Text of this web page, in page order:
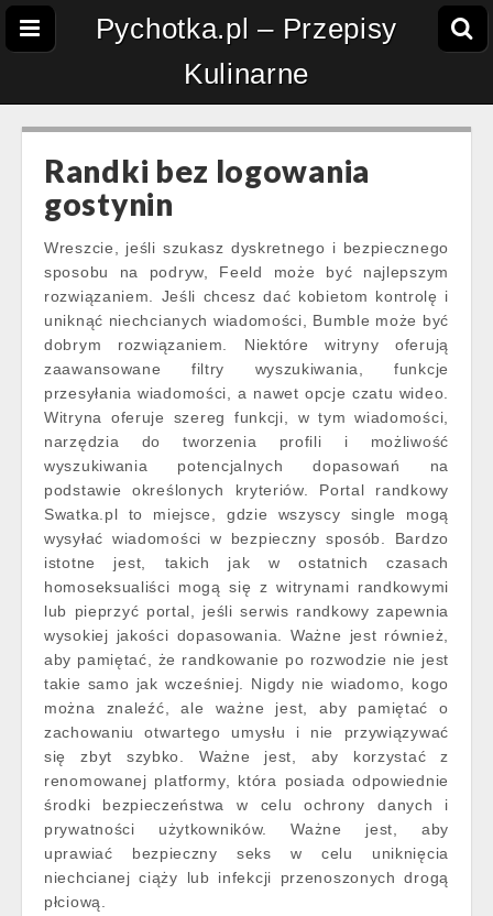
Pychotka.pl – Przepisy
Kulinarne
Randki bez logowania
gostynin
Wreszcie, jeśli szukasz dyskretnego i bezpiecznego
sposobu na podryw, Feeld może być najlepszym
rozwiązaniem. Jeśli chcesz dać kobietom kontrolę i
uniknąć niechcianych wiadomości, Bumble może być
dobrym rozwiązaniem. Niektóre witryny oferują
zaawansowane filtry wyszukiwania, funkcje
przesyłania wiadomości, a nawet opcje czatu wideo.
Witryna oferuje szereg funkcji, w tym wiadomości,
narzędzia do tworzenia profili i możliwość
wyszukiwania potencjalnych dopasowań na
podstawie określonych kryteriów. Portal randkowy
Swatka.pl to miejsce, gdzie wszyscy single mogą
wysyłać wiadomości w bezpieczny sposób. Bardzo
istotne jest, takich jak w ostatnich czasach
homoseksualiści mogą się z witrynami randkowymi
lub pieprzyć portal, jeśli serwis randkowy zapewnia
wysokiej jakości dopasowania. Ważne jest również,
aby pamiętać, że randkowanie po rozwodzie nie jest
takie samo jak wcześniej. Nigdy nie wiadomo, kogo
można znaleźć, ale ważne jest, aby pamiętać o
zachowaniu otwartego umysłu i nie przywiązywać
się zbyt szybko. Ważne jest, aby korzystać z
renomowanej platformy, która posiada odpowiednie
środki bezpieczeństwa w celu ochrony danych i
prywatności użytkowników. Ważne jest, aby
uprawiać bezpieczny seks w celu uniknięcia
niechcianej ciąży lub infekcji przenoszonych drogą
płciową.